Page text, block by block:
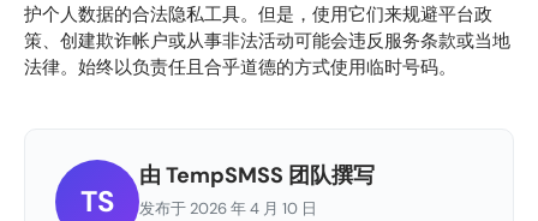
护个人数据的合法隐私工具。但是，使用它们来规避平台政
策、创建欺诈帐户或从事非法活动可能会违反服务条款或当地
法律。始终以负责任且合乎道德的方式使用临时号码。
TS
由 TempSMSS 团队撰写
发布于 2026 年 4 月 10 日